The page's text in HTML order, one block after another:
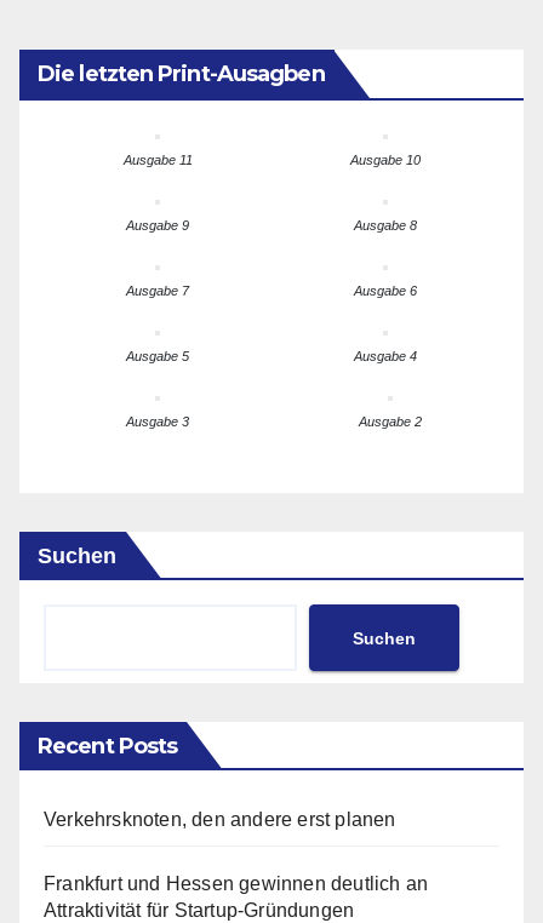
Die letzten Print-Ausagben
Ausgabe 11 Ausgabe 10
Ausgabe 9 Ausgabe 8
Ausgabe 7 Ausgabe 6
Ausgabe 5 Ausgabe 4
Ausgabe 3 Ausgabe 2
Suchen
Suchen
Recent Posts
Verkehrsknoten, den andere erst planen
Frankfurt und Hessen gewinnen deutlich an
Attraktivität für Startup-Gründungen